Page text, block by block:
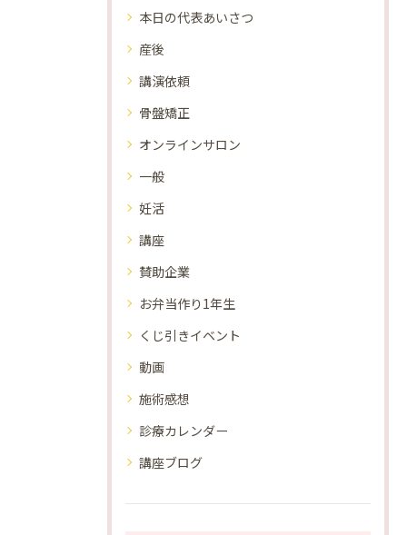
本日の代表あいさつ
産後
講演依頼
骨盤矯正
オンラインサロン
一般
妊活
講座
賛助企業
お弁当作り1年生
くじ引きイベント
動画
施術感想
診療カレンダー
講座ブログ